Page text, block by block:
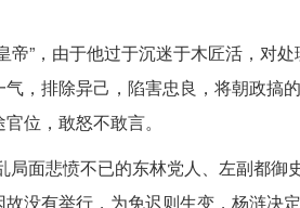
”，由于他过于沉迷于木匠活，对
，排除异己，陷害忠良，将朝政搞
位，敢怒不敢言。
面悲愤不已的东林党人、左副都御
没有举行，为免迟则生变，杨涟决